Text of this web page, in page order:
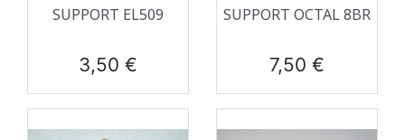
SUPPORT EL509
Prix
3,50 €
SUPPORT OCTAL 8BR
Prix
7,50 €